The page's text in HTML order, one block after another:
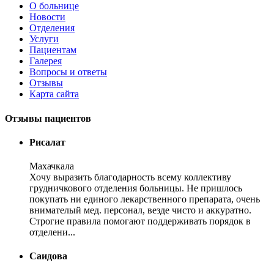
О больнице
Новости
Отделения
Услуги
Пациентам
Галерея
Вопросы и ответы
Отзывы
Карта сайта
Отзывы пациентов
Рисалат
Махачкала
Хочу выразить благодарность всему коллективу
грудничкового отделения больницы. Не пришлось
покупать ни единого лекарственного препарата, очень
внимателый мед. персонал, везде чисто и аккуратно.
Строгие правила помогают поддерживать порядок в
отделени...
Саидова